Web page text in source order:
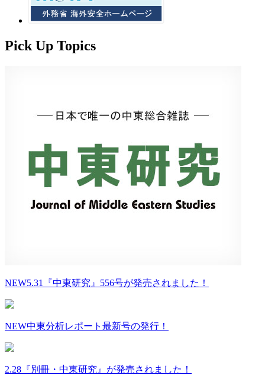
Pick Up Topics
NEW5.31『中東研究』556号が発売されました！
NEW中東分析レポート最新号の発行！
2.28『別冊・中東研究』が発売されました！